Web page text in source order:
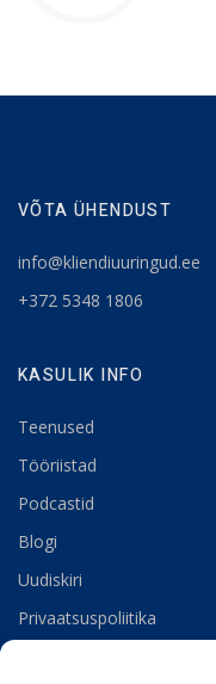
VÕTA ÜHENDUST
info@kliendiuuringud.ee
+372 5348 1806
KASULIK INFO
Teenused
Tööriistad
Podcastid
Blogi
Uudiskiri
Privaatsuspoliitika